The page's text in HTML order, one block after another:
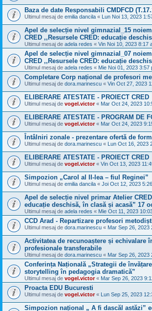
Baza de date Responsabili CMDFCD
Ultimul mesaj de emilia dancila « Lun Noi 13, 2023
Apel de selecție nivel gimnazial_15
CRED ,,Resursele CRED: educație
Ultimul mesaj de adela redes « Vin Noi 10, 2023 8:17
Apel de selecție nivel gimnazial_07
CRED ,,Resursele CRED: educație
Ultimul mesaj de adela redes « Mie Noi 01, 2023 3:57
Completare Corp național de profesori
Ultimul mesaj de dora.marinescu « Vin Oct 27, 2023
ELIBERARE ATESTATE - PROIECT CRED
Ultimul mesaj de vogel.victor« Mar Oct 24, 2023
ELIBERARE ATESTATE - PROGRAM DE
Ultimul mesaj de vogel.victor« Mar Oct 24, 2023
Întâlniri zonale - prezentare ofertă de
Ultimul mesaj de dora.marinescu « Lun Oct 16, 2023
ELIBERARE ATESTATE - PROIECT CRED
Ultimul mesaj de vogel.victor« Vin Oct 13, 2023
Simpozion „Carol al II-lea – fiul Reginei”
Ultimul mesaj de emilia dancila « Joi Oct 12, 2023
Apel de selecție nivel primar Atelier
educație deschisă, în clasă și acasă” 17
Ultimul mesaj de adela redes « Mie Oct 11, 2023
CCD Arad - Repartizare profesori
Ultimul mesaj de dora.marinescu « Mar Sep 26, 2023
Activitatea de recunoaștere și echivalare
profesionale transferabile
Ultimul mesaj de dora.marinescu « Mar Sep 26, 2023
Conferința Națională „Strategii de
storytelling în pedagogia dramatică”
Ultimul mesaj de vogel.victor« Mar Sep 26, 2023
Proacta EDU Bucuresti
Ultimul mesaj de vogel.victor« Lun Sep 25, 2023
Simpozion național „ A fi dascăl astăzi”